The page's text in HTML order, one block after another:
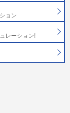
ョン
レーション!